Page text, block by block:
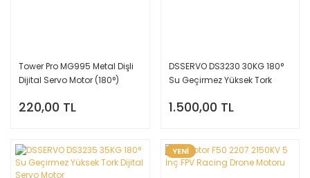
Tower Pro MG995 Metal Dişli
Dijital Servo Motor (180°)
220,00 TL
DSSERVO DS3230 30KG 180°
Su Geçirmez Yüksek Tork
1.500,00 TL
YENİ